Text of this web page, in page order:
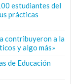
estudiantes del
prácticas
contribuyeron a la
y algo más»
de Educación